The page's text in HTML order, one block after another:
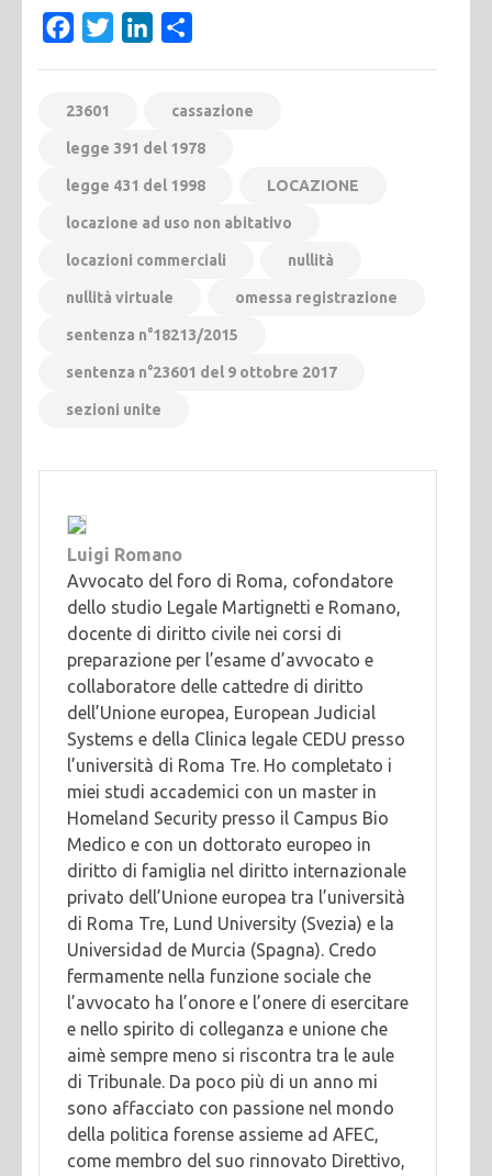
FacebookTwitterLinkedIn
23601 cassazione
legge 391 del 1978
legge 431 del 1998 LOCAZIONE
locazione ad uso non abitativo
locazioni commerciali nullità
nullità virtuale omessa registrazione
sentenza n°18213/2015
sentenza n°23601 del 9 ottobre 2017
sezioni unite
Luigi Romano
Avvocato del foro di Roma, cofondatore
dello studio Legale Martignetti e Romano,
docente di diritto civile nei corsi di
preparazione per l’esame d’avvocato e
collaboratore delle cattedre di diritto
dell’Unione europea, European Judicial
Systems e della Clinica legale CEDU presso
l’università di Roma Tre. Ho completato i
miei studi accademici con un master in
Homeland Security presso il Campus Bio
Medico e con un dottorato europeo in
diritto di famiglia nel diritto internazionale
privato dell’Unione europea tra l’università
di Roma Tre, Lund University (Svezia) e la
Universidad de Murcia (Spagna). Credo
fermamente nella funzione sociale che
l’avvocato ha l’onore e l’onere di esercitare
e nello spirito di colleganza e unione che
aimè sempre meno si riscontra tra le aule
di Tribunale. Da poco più di un anno mi
sono affacciato con passione nel mondo
della politica forense assieme ad AFEC,
come membro del suo rinnovato Direttivo,